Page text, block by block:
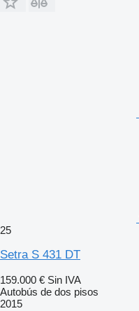
25
Setra S 431 DT
159.000 € Sin IVA
Autobús de dos pisos
2015